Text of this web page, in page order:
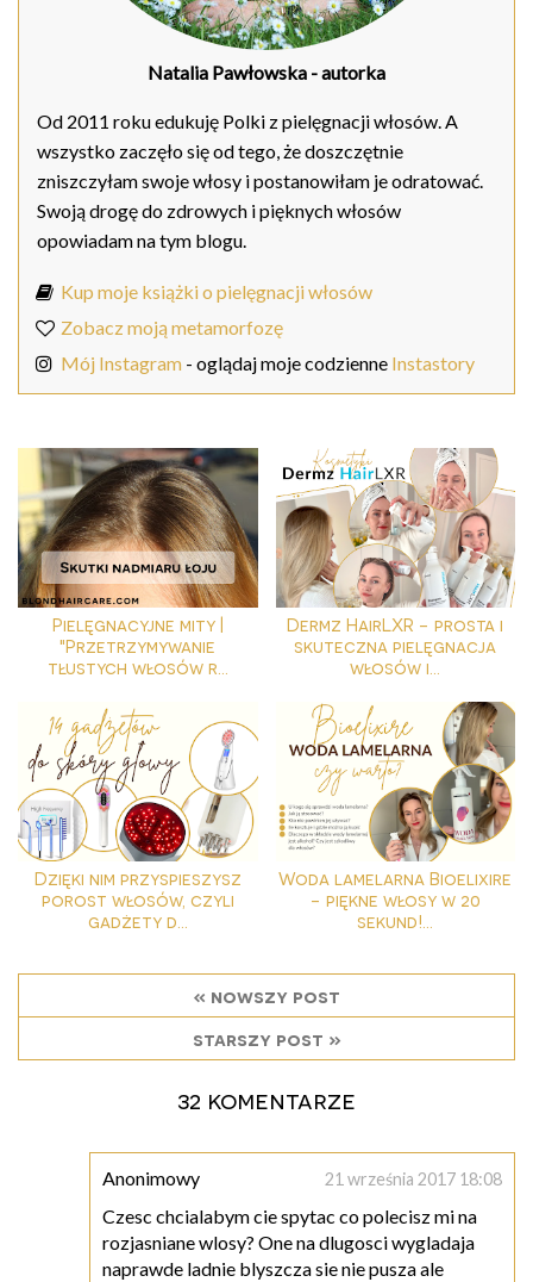
Natalia Pawłowska - autorka
Od 2011 roku edukuję Polki z pielęgnacji włosów. A
wszystko zaczęło się od tego, że doszczętnie
zniszczyłam swoje włosy i postanowiłam je odratować.
Swoją drogę do zdrowych i pięknych włosów
opowiadam na tym blogu.
Kup moje książki o pielęgnacji włosów
Zobacz moją metamorfozę
Mój Instagram - oglądaj moje codzienne Instastory
Pielęgnacyjne mity |
"Przetrzymywanie
tłustych włosów r...
Dermz HairLXR - prosta i
skuteczna pielęgnacja
włosów i...
Dzięki nim przyspieszysz
porost włosów, czyli
gadżety d...
Woda lamelarna Bioelixire
- piękne włosy w 20
sekund!...
« nowszy post
starszy post »
32 komentarze
Anonimowy 21 września 2017 18:08
Czesc chcialabym cie spytac co polecisz mi na
rozjasniane wlosy? One na dlugosci wygladaja
naprawde ladnie blyszcza sie nie pusza ale